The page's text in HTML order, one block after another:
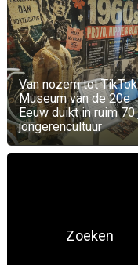
Van nozem tot
Museum van de 20e
Eeuw duikt in ruim 70
jongerencultuur
Zoeken